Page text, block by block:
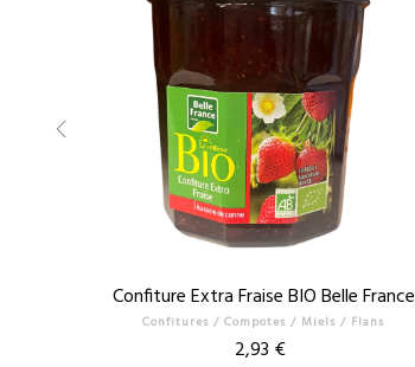
Confiture Extra Fraise BIO Belle France
Confitures / Compotes / Miels / Flans
Prix
2,93 €